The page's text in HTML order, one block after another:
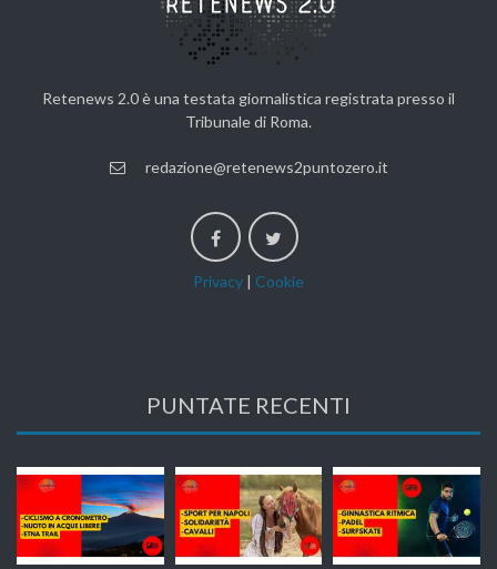
Retenews 2.0 è una testata giornalistica registrata presso il
Tribunale di Roma.
redazione@retenews2puntozero.it
Privacy | Cookie
PUNTATE RECENTI